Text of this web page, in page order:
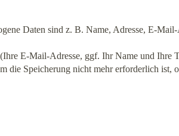
Daten sind z. B. Name, Adresse, E-Mail-
E-Mail-Adresse, ggf. Ihr Name und Ihre
die Speicherung nicht mehr erforderlich ist,